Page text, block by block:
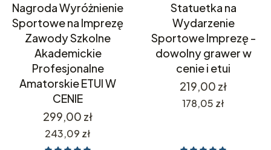
Nagroda Wyróżnienie
Sportowe na Imprezę
Zawody Szkolne
Akademickie
Profesjonalne
Amatorskie ETUI W
CENIE
Cena
299,00 zł
Cena
243,09 zł
Statuetka na
Wydarzenie
Sportowe Imprezę -
dowolny grawer w
cenie i etui
Cena
219,00 zł
Cena
178,05 zł